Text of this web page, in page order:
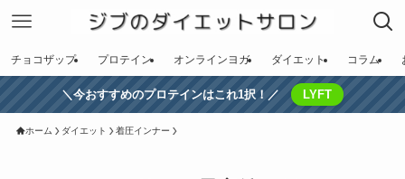
チョコザップ プロテイン オンラインヨガ ダイエット コラム
＼今おすすめのプロテインはこれ1択！／ LYFT
ホーム ダイエット 着圧インナー